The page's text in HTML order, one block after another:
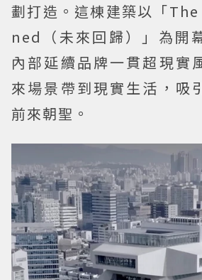
劃打造。這棟建築以「
ned（未來回歸）」為開
內部延續品牌一貫超現實
來場景帶到現實生活，吸
前來朝聖。